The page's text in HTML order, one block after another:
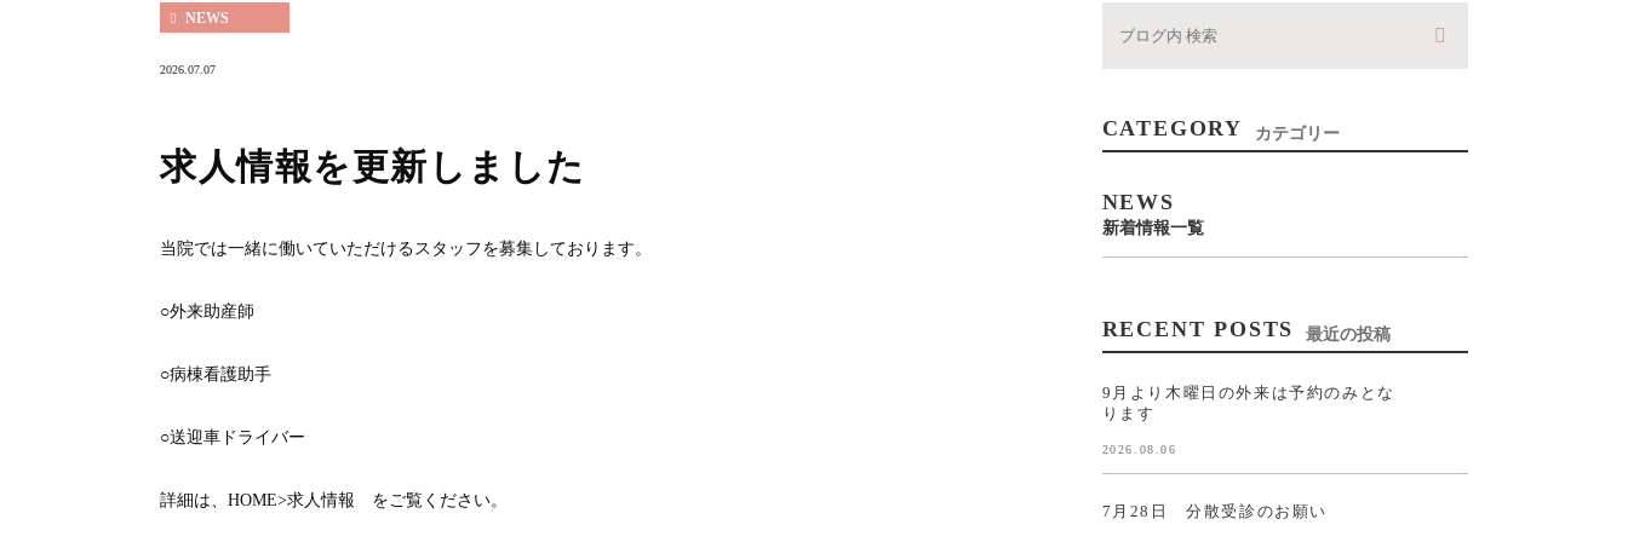
NEWS
2026.07.07
求人情報を更新しました
当院では一緒に働いていただけるスタッフを募集しております。
○外来助産師
○病棟看護助手
○送迎車ドライバー
詳細は、HOME>求人情報 をご覧ください。
CATEGORY カテゴリー
NEWS
新着情報一覧
RECENT POSTS 最近の投稿
9月より木曜日の外来は予約のみとな
ります
2026.08.06
7月28日 分散受診のお願い